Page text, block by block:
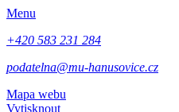
Menu
+420 583 231 284
podatelna@mu-hanusovice.cz
Mapa webu
Vytisknout